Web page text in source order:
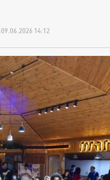
09.06.2026 14:12